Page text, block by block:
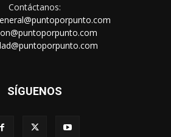
Contáctanos:
SÍGUENOS